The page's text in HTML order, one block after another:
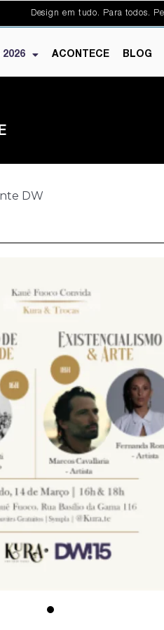
Design em tudo. Para todos.
2026 ACONTECE BLOG
DW